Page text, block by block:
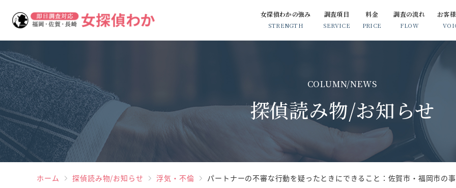
女探偵わかの強み
STRENGTH
調査項目
SERVICE
素行調査
人探し
企業調査
料金
PRICE
調査の流れ
FLOW
お客
COLUMN/NEWS
探偵読み物/お知らせ
ホーム 探偵読み物/お知らせ 浮気・不倫 パートナーの不審な行動を疑ったときにできること：佐賀市・福岡市の